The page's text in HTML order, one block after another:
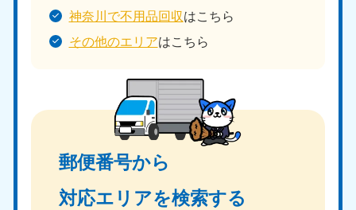
神奈川で不用品回収はこちら
その他のエリアはこちら
郵便番号から
対応エリアを検索する